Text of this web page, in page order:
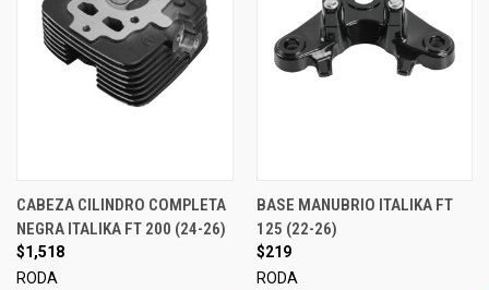
CABEZA CILINDRO COMPLETA
NEGRA ITALIKA FT 200 (24-26)
$1,518
RODA
BASE MANUBRIO ITALIKA FT
125 (22-26)
$219
RODA